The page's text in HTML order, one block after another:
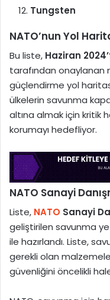
Tungsten
NATO’nun Yol
Bu liste, Haziran
tarafından onaylanan
güçlendirme yol
ülkelerin savunma
altına almak için kritik
korumayı hedefliyor.
NATO Sanayi
Liste, NATO Sanayi
geliştirilen savunma
ile hazırlandı. Liste,
gerekli olan
güvenliğini öncelikli